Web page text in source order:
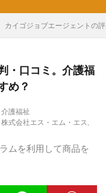
カイゴジョブエージェントの
・口コミ。介護福
め？
護福祉
株式会社エス・エム・エス,
ムを利用して商品を
護士法人あおば
新卒採用
養士ワーカー
社エスエムエス